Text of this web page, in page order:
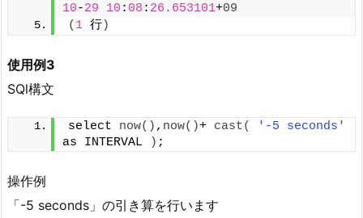
10-29 10 : 08 : 26.653101+09
( 1 行)
使用例3
SQl構文
select now() , now()+ cast(
'-5 seconds'
as INTERVAL
) ;
操作例
「-5 seconds」の引き算を行います